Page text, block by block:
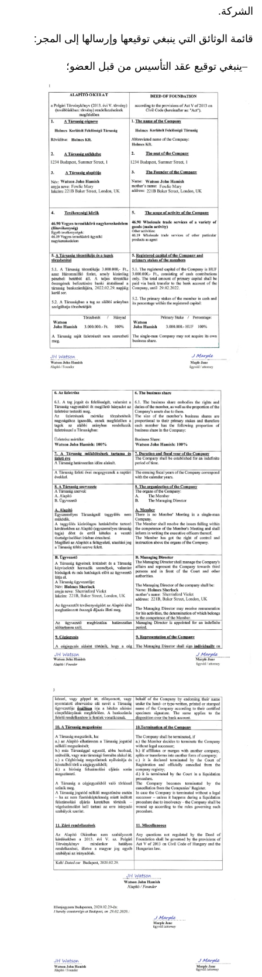
الشركة.
قائمة الوثائق التي ينبغي توقيعها وإرسالها إلى المجر:
ينبغي توقيع عقد التأسيس من قبل العضو؛